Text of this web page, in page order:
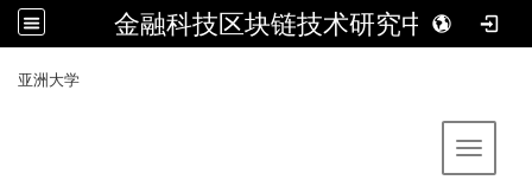
金融科技区块链技术研究中心
亚洲大学
Toggle